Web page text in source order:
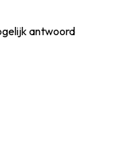
antwoord